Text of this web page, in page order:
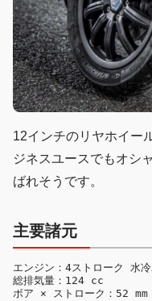
12インチのリヤホイー
ジネスユースでもオシ
ばれそうです。
主要諸元
エンジン：4ストローク 水
総排気量：124 cc
ボア × ストローク：52